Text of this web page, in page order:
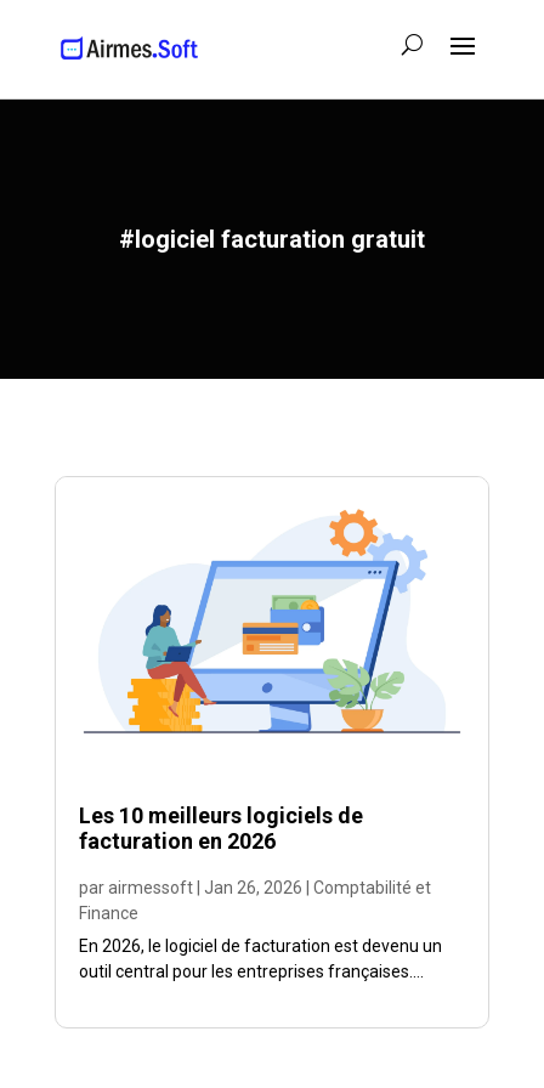
#logiciel facturation gratuit
Les 10 meilleurs logiciels de
facturation en 2026
parairmessoft| Jan 26, 2026
Comptabilité et
Finance
En 2026, le logiciel de facturation est devenu un
outil central pour les entreprises françaises....